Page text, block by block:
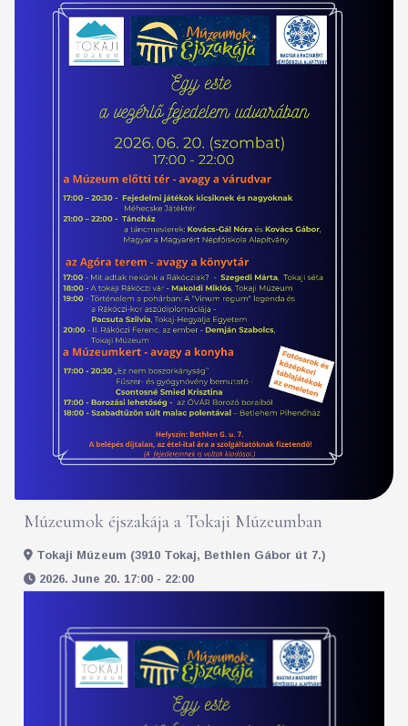
Múzeumok éjszakája a Tokaji Múzeumban
Tokaji Múzeum (3910 Tokaj, Bethlen Gábor út 7.)
2026. June 20. 17:00 - 22:00